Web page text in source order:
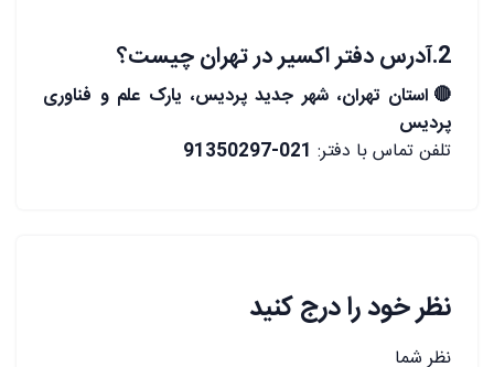
2.آدرس دفتر اکسیر در تهران چیست؟
🔴استان تهران، شهر جدید پردیس، یارک علم و فناوری
پردیس
تلفن تماس با دفتر: 021-91350297
نظر خود را درج کنید
نظر شما